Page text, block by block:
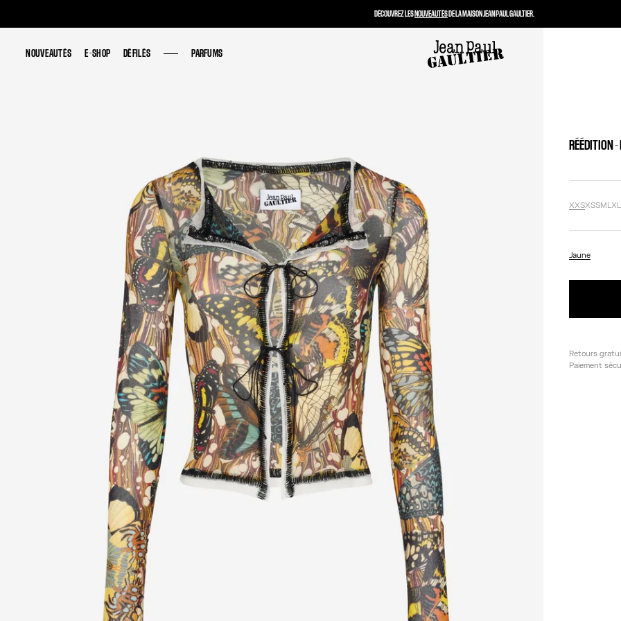
NOUVEAUTÉS E-SHOP DÉFILÉS PARFUMS
NOUVEAUTÉS E-SHOP DÉFILÉS PARFUMS
RÉÉDITION
XXSXSSMLXL
Jaune
Retours
Paiement
DÉCOUVREZ LESNOUVEAUTÉSDE LA MAISON JEAN PAUL GAULTIER.